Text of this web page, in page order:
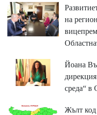
на
Йоана
среда“ в
Жълт код